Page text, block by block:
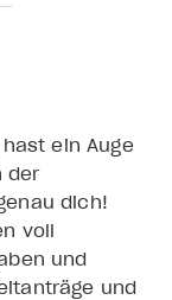
ein Auge
der
dich!
voll
und
und